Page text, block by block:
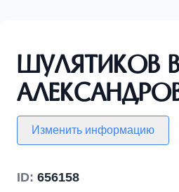
Шулятиков
Изменить информацию
ID: 656158